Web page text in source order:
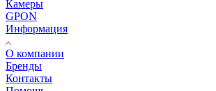
Камеры
GPON
Информация
О компании
Бренды
Контакты